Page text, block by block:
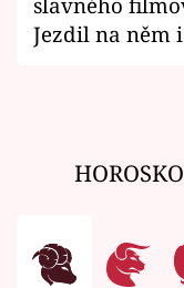
Jezdil na něm